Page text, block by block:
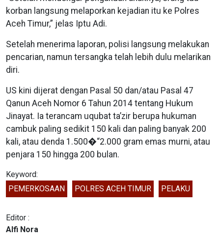
korban langsung melaporkan kejadian itu ke Polres
Aceh Timur,” jelas Iptu Adi.
Setelah menerima laporan, polisi langsung melakukan
pencarian, namun tersangka telah lebih dulu melarikan
diri.
US kini dijerat dengan Pasal 50 dan/atau Pasal 47
Qanun Aceh Nomor 6 Tahun 2014 tentang Hukum
Jinayat. Ia terancam uqubat ta’zir berupa hukuman
cambuk paling sedikit 150 kali dan paling banyak 200
kali, atau denda 1.500�“2.000 gram emas murni, atau
penjara 150 hingga 200 bulan.
Keyword:
PEMERKOSAAN
POLRES ACEH TIMUR PELAKU
Editor :
Alfi Nora